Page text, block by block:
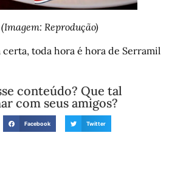
(Imagem: Reprodução)
certa, toda hora é hora de Serramil
conteúdo? Que tal
com seus amigos?
Facebook Twitter